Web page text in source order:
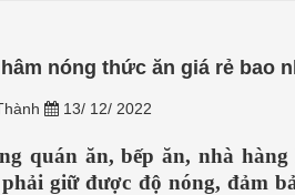
nóng thức ăn giá rẻ bao
13/ 12/ 2022
quán ăn, bếp ăn, nhà
giữ được độ nóng, đảm